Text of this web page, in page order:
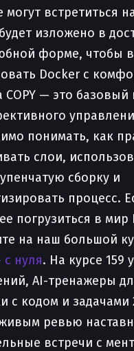
могут встретиться
изложено в
форме, чтобы
Docker с
COPY — это базовый
понимать, как
слои,
сборку и
процесс.
погрузиться в
на наш большой
нуля. На курсе 159
AI-тренажеры
с кодом и
ревью
встречи с